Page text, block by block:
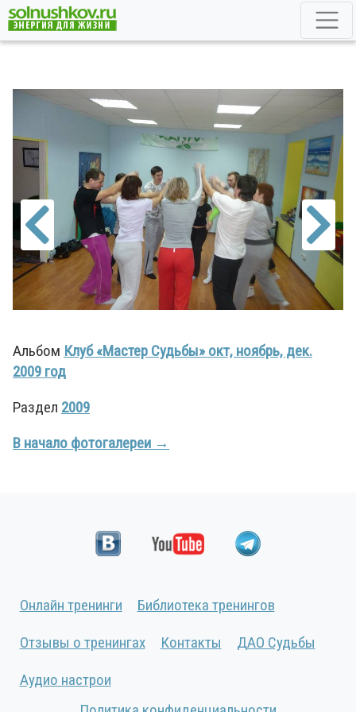
Альбом Клуб «Мастер Судьбы» окт, ноябрь, дек.
2009 год
Раздел 2009
В начало фотогалереи →
Онлайн тренинги Библиотека тренингов
Отзывы о тренингах Контакты ДАО Судьбы
Аудио настрои